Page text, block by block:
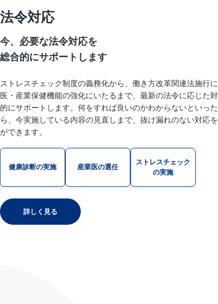
法令対応
今、必要な法令対応を
総合的にサポートします
ストレスチェック制度の義務化から、働き方改革関連法施行
医・産業保健機能の強化にいたるまで、最新の法令に応じた
的にサポートします。何をすれば良いのかわからないといっ
ら、今実施している内容の見直しまで、抜け漏れのない対応
ができます。
健康診断の実施 産業医の選任
ストレスチェック
の実施
詳しく見る